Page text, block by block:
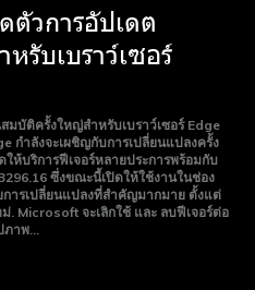
วการอัปเดต
รับเบราว์เซอร์
บัติครั้งใหญ่สำหรับเบราว์เซอร์ Edge
ห้บริการฟีเจอร์หลายประการพร้อมกับ
ซึ่งขณะนี้เปิดให้ใช้งานในช่อง
ารเปลี่ยนแปลงที่สำคัญมากมาย ตั้งแต่
ร์ต่อ
ภาพ...